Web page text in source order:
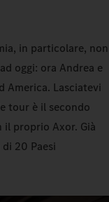
in particolare, non
oggi: ora Andrea e
America. Lasciatevi
tour è il secondo
proprio Axor. Già
20 Paesi